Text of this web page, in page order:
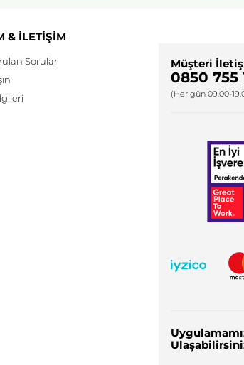
& İLETİŞİM
Sorular
Müşteri
0850 755
(Her gün 09.00-